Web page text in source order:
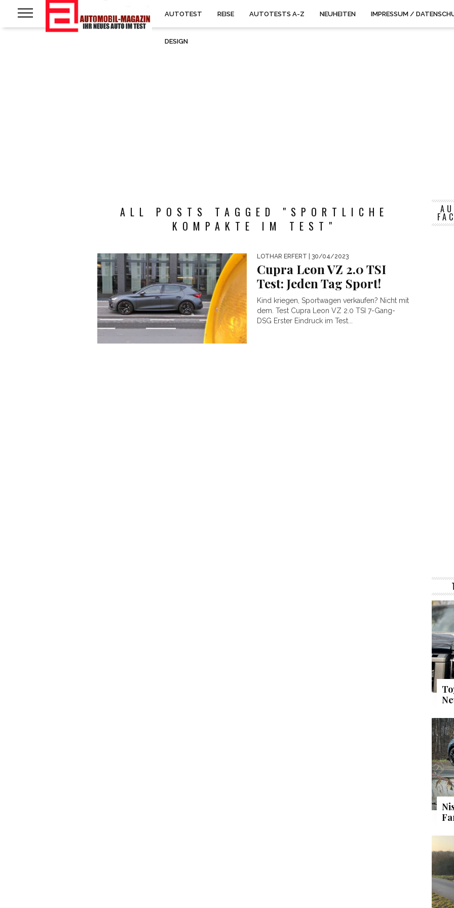
AUTOTEST REISE AUTOTESTS A-Z NEUHEITEN IMPRESSUM /
DESIGN
ALL POSTS TAGGED "SPORTLICHE
KOMPAKTE IM TEST"
LOTHAR ERFERT | 30/04/2023
Cupra Leon VZ 2.0 TSI
Test: Jeden Tag Sport!
Kind kriegen, Sportwagen verkaufen? Nicht mit
dem. Test Cupra Leon VZ 2.0 TSI 7-Gang-
DSG Erster Eindruck im Test...